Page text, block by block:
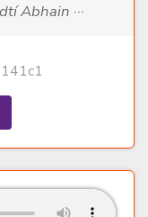
Abhain ···